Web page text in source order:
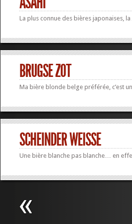
La plus connue des bières japonaises,
BRUGSE ZOT
Ma bière blonde belge préférée, c’est
SCHEINDER WEISSE
Une bière blanche pas blanche… en